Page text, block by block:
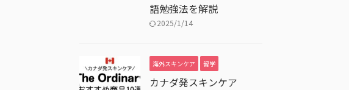
語勉強法を解説
2025/1/14
海外スキンケア 留学
カナダ発スキンケア